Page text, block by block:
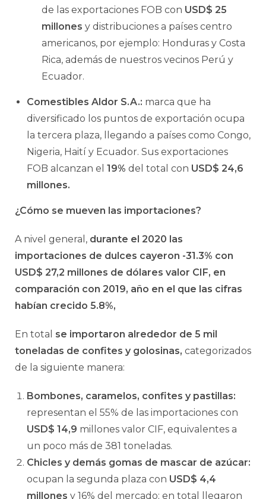
de las exportaciones FOB con USD$ 25
millones y distribuciones a países centro
americanos, por ejemplo: Honduras y Costa
Rica, además de nuestros vecinos Perú y
Ecuador.
Comestibles Aldor S.A.: marca que ha
diversificado los puntos de exportación ocupa
la tercera plaza, llegando a países como Congo,
Nigeria, Haití y Ecuador. Sus exportaciones
FOB alcanzan el 19% del total con USD$ 24,6
millones.
¿Cómo se mueven las importaciones?
A nivel general, durante el 2020 las
importaciones de dulces cayeron -31.3% con
USD$ 27,2 millones de dólares valor CIF, en
comparación con 2019, año en el que las cifras
habían crecido 5.8%,
En total se importaron alrededor de 5 mil
toneladas de confites y golosinas, categorizados
de la siguiente manera:
Bombones, caramelos, confites y pastillas:
representan el 55% de las importaciones con
USD$ 14,9 millones valor CIF, equivalentes a
un poco más de 381 toneladas.
Chicles y demás gomas de mascar de azúcar:
ocupan la segunda plaza con USD$ 4,4
millones y 16% del mercado; en total llegaron